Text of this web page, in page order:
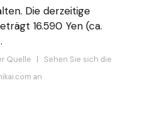
Die derzeitige
16.590 Yen (ca.
Quelle | Sehen Sie sich die
an